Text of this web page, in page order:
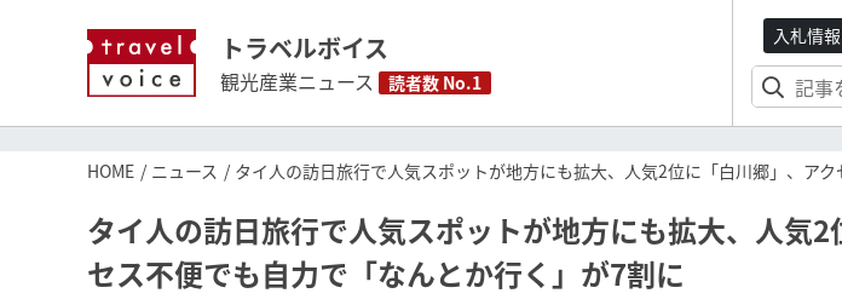
トラベルボイス
観光産業ニュース 読者数 No.1
入札情
HOME ニュース タイ人の訪日旅行で人気スポットが地方にも拡大、人気2位に「白川郷」、ア
タイ人の訪日旅行で人気スポットが地方にも拡大、人気
セス不便でも自力で「なんとか行く」が7割に